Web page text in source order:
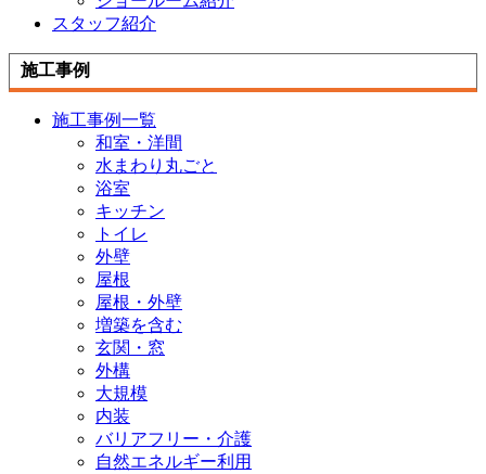
スタッフ紹介
施工事例
施工事例一覧
和室・洋間
水まわり丸ごと
浴室
キッチン
トイレ
外壁
屋根
屋根・外壁
増築を含む
玄関・窓
外構
大規模
内装
バリアフリー・介護
自然エネルギー利用